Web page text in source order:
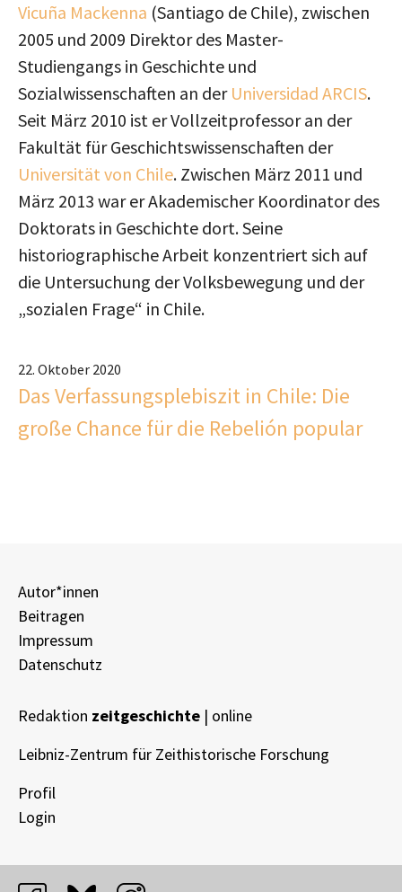
Vicuña Mackenna (Santiago de Chile), zwischen
2005 und 2009 Direktor des Master-
Studiengangs in Geschichte und
Sozialwissenschaften an der Universidad ARCIS.
Seit März 2010 ist er Vollzeitprofessor an der
Fakultät für Geschichtswissenschaften der
Universität von Chile. Zwischen März 2011 und
März 2013 war er Akademischer Koordinator des
Doktorats in Geschichte dort. Seine
historiographische Arbeit konzentriert sich auf
die Untersuchung der Volksbewegung und der
„sozialen Frage“ in Chile.
22. Oktober 2020
Das Verfassungsplebiszit in Chile: Die
große Chance für die Rebelión popular
Autor*innen
Beitragen
Impressum
Datenschutz
Redaktion zeitgeschichte | online
Leibniz-Zentrum für Zeithistorische Forschung
Profil
Login